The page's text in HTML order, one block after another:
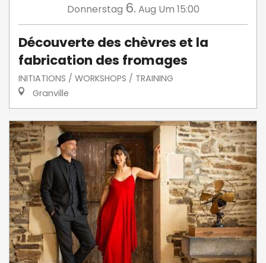
Donnerstag 6. Aug Um 15:00
Découverte des chèvres et la
fabrication des fromages
INITIATIONS / WORKSHOPS / TRAINING
Granville